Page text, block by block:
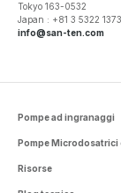
Tokyo 163-0532
Japan : +81 3 5322 1373
info@san-ten.com
Pompe ad ingranaggi
Pompe Microdosatrici
Risorse